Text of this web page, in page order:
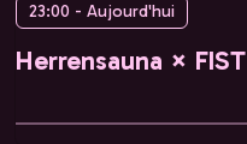
23:00 - Aujourd'hui
Herrensauna × FIST